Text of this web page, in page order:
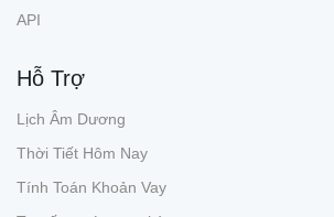
API
Hỗ Trợ
Lịch Âm Dương
Thời Tiết Hôm Nay
Tính Toán Khoản Vay